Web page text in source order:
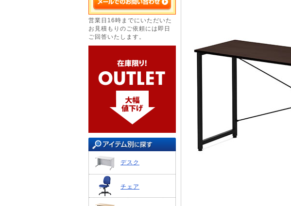
営業日16時までにいただいた
お見積もりのご依頼には即日
ご回答いたします。
デスク
チェア